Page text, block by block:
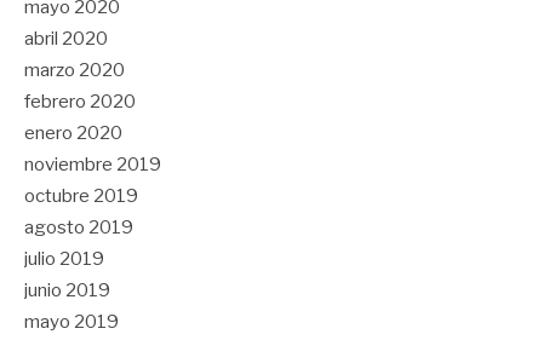
mayo 2020
abril 2020
marzo 2020
febrero 2020
enero 2020
noviembre 2019
octubre 2019
agosto 2019
julio 2019
junio 2019
mayo 2019